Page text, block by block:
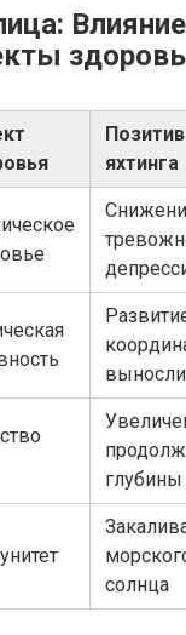
яхтинга
глубины
солнца